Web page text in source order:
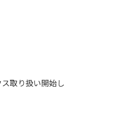
取り扱い開始し